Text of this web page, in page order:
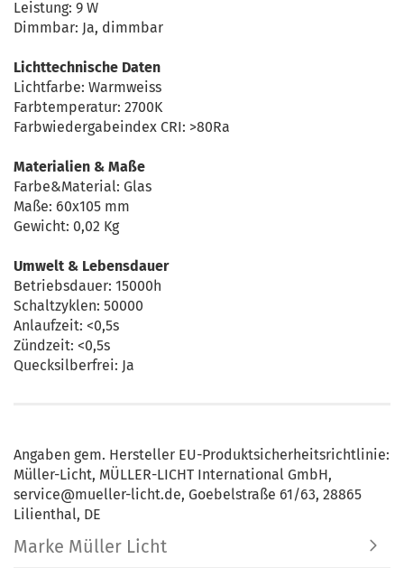
Leistung: 9 W
Dimmbar: Ja, dimmbar
Lichttechnische Daten
Lichtfarbe: Warmweiss
Farbtemperatur: 2700K
Farbwiedergabeindex CRI: >80Ra
Materialien & Maße
Farbe&Material: Glas
Maße: 60x105 mm
Gewicht: 0,02 Kg
Umwelt & Lebensdauer
Betriebsdauer: 15000h
Schaltzyklen: 50000
Anlaufzeit: <0,5s
Zündzeit: <0,5s
Quecksilberfrei: Ja
Angaben gem. Hersteller EU-Produktsicherheitsrichtlinie:
Müller-Licht, MÜLLER-LICHT International GmbH,
service@mueller-licht.de, Goebelstraße 61/63, 28865
Lilienthal, DE
Marke Müller Licht